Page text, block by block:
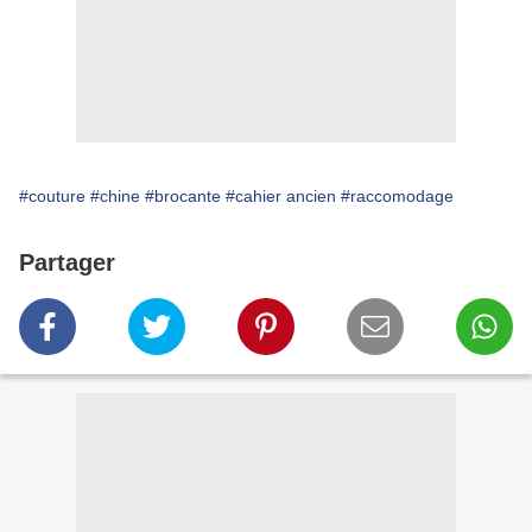
#couture #chine #brocante #cahier ancien #raccomodage
Partager